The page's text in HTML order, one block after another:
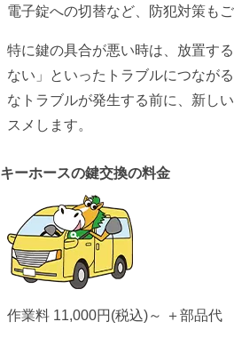
電子錠への切替など、防犯対策もご
特に鍵の具合が悪い時は、放置す
ない」といったトラブルにつなが
なトラブルが発生する前に、新し
スメします。
キーホースの鍵交換の料金
作業料 11,000円 (税込)～ ＋部品代